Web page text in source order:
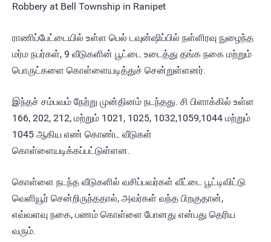
Robbery at Bell Township in Ranipet
ராணிப்பேட்டையில் உள்ள பெல் டவுன்ஷிப்பில் நள்ளிரவு நுழைந்த
மர்ம நபர்கள், 9 வீடுகளின் பூட்டை உடைத்து தங்க நகை மற்றும்
பொருட்களை கொள்ளையடித்துச் சென்றுள்ளனர்.
இந்தச் சம்பவம் நேற்று முன்தினம் நடந்தது. சி பிளாக்கில் உள்ள
166, 202, 212, மற்றும் 1021, 1025, 1032,1059,1044 மற்றும்
1045 ஆகிய எண் கொண்ட வீடுகள்
கொள்ளையடிக்கப்பட்டுள்ளன.
கொள்ளை நடந்த வீடுகளில் வசிப்பவர்கள் வீட்டை பூட்டிவிட்டு
வெளியூர் சென்றிருந்ததால், அவர்கள் வந்த பிறகுதான்,
எவ்வளவு நகை, பணம் கொள்ளை போனது என்பது தெரிய
வரும்.